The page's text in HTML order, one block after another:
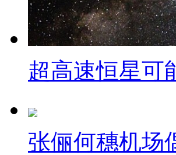
超高速恒星可
张俪何穗机场